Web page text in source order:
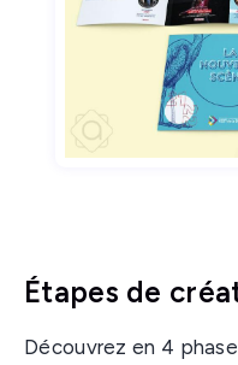
Étapes de
Découvrez en 4